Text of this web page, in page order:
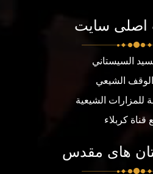
سایت
السيستاني
الشيعي
للمزارات الشيعية
قناة كربلاء
های مقدس